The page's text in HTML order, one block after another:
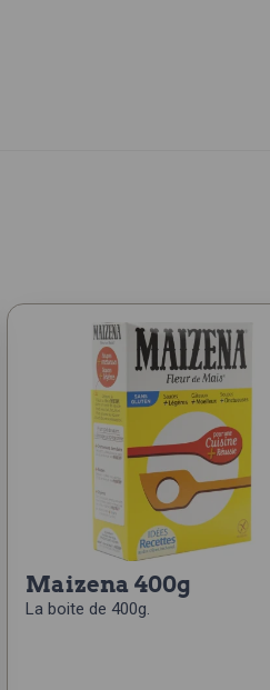
maizena 400g
La boite de 400g.